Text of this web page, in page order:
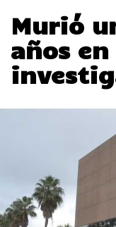
Murió
años en